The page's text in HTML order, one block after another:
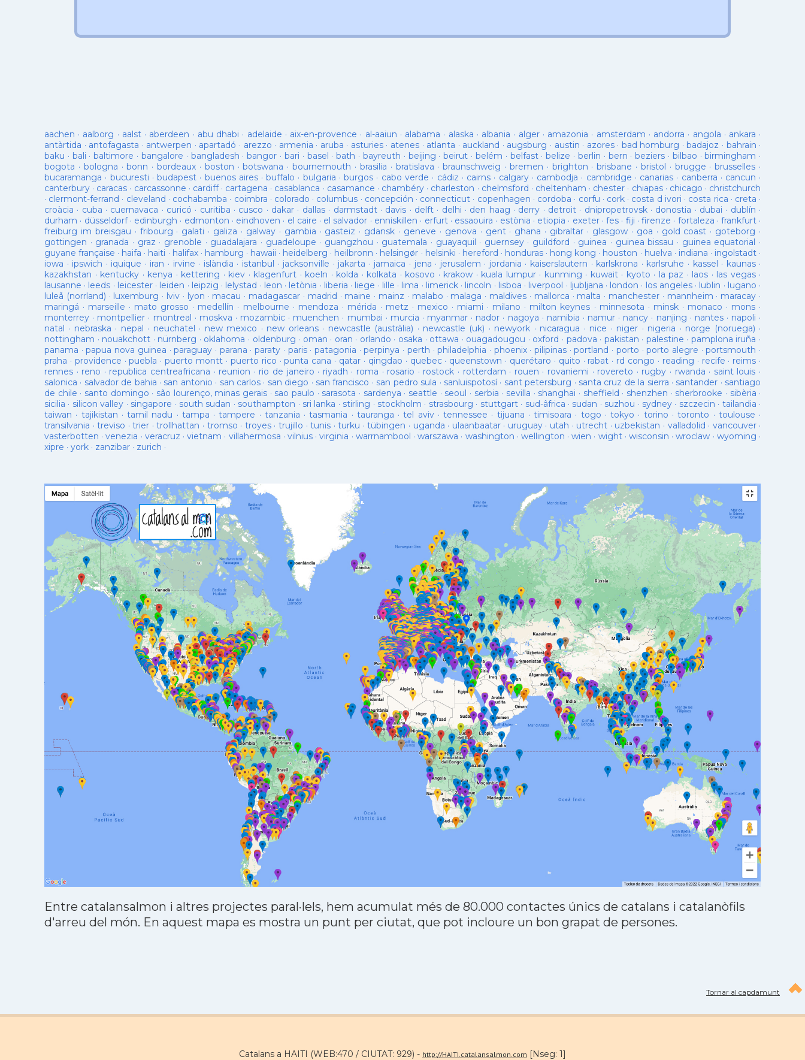
aachen · aalborg · aalst· aberdeen · abu dhabi · adelaide · aix-en-provence · al-aaiun · alabama · alaska · albania · alger· amazonia · amsterdam · andorra · angola · ankara ·
antàrtida · antofagasta · antwerpen · apartadó · arezzo · armenia · aruba · asturies· atenes · atlanta · auckland · augsburg · austin · azores· bad homburg ·badajoz · bahrain ·
baku · bali ·baltimore · bangalore · bangladesh ·bangor · bari · basel ·bath · bayreuth · beijing ·beirut · belém · belfast·belize · berlin · bern ·beziers · bilbao ·birmingham ·
bogota · bologna ·bonn ·bordeaux · boston ·botswana ·bournemouth · brasilia · bratislava ·braunschweig · bremen · brighton ·brisbane · bristol · brugge ·brusselles ·
bucaramanga · bucuresti · budapest · buenos aires·buffalo · bulgaria ·burgos · cabo verde · cádiz · cairns · calgary· cambodja · cambridge · canarias · canberra · cancun ·
canterbury · caracas · carcassonne · cardiff· cartagena · casablanca · casamance · chambéry · charleston · chelmsford · cheltenham · chester · chiapas· chicago · christchurch
· clermont-ferrand · cleveland · cochabamba · coimbra · colorado · columbus · concepción · connecticut · copenhagen · cordoba · corfu · cork · costa d ivori · costa rica · creta ·
croàcia · cuba · cuernavaca · curicó · curitiba · cusco · dakar · dallas· darmstadt· davis · delft· delhi · den haag · derry · detroit· dnipropetrovsk· donostia · dubai · dublín ·
durham · düsseldorf· edinburgh · edmonton · eindhoven · el caire · el salvador · enniskillen · erfurt· essaouira · estònia · etiopia · exeter· fes · fiji · firenze · fortaleza · frankfurt ·
freiburg im breisgau · fribourg · galati · galiza · galway· gambia · gasteiz · gdansk · geneve · genova · gent· ghana · gibraltar · glasgow· goa · gold coast · goteborg ·
gottingen · granada · graz · grenoble · guadalajara · guadeloupe · guangzhou · guatemala · guayaquil · guernsey· guildford · guinea · guinea bissau · guinea equatorial ·
guyane française · haifa · haiti · halifax· hamburg · hawaii · heidelberg · heilbronn · helsingør · helsinki · hereford · honduras· hong kong · houston · huelva · indiana · ingolstadt·
iowa · ipswich · iquique · iran · irvine · islàndia · istanbul · jacksonville · jakarta · jamaica · jena · jerusalem · jordania · kaiserslautern · karlskrona · karlsruhe · kassel · kaunas·
kazakhstan · kentucky · kenya · kettering · kiev · klagenfurt · koeln · kolda · kolkata · kosovo · krakow · kuala lumpur· kunming · kuwait· kyoto · la paz · laos · las vegas·
lausanne · leeds · leicester· leiden · leipzig · lelystad · leon · letònia · liberia · liege · lille · lima · limerick· lincoln · lisboa · liverpool · ljubljana · london · los angeles· lublin · lugano ·
luleå (norrland) · luxemburg · lviv · lyon · macau · madagascar · madrid · maine · mainz · malabo · malaga · maldives · mallorca · malta · manchester · mannheim · maracay ·
maringá · marseille · mato grosso · medellín · melbourne · mendoza · mérida · metz · mexico · miami · milano · milton keynes · minnesota · minsk· monaco · mons ·
monterrey · montpellier · montreal · moskva · mozambic · muenchen · mumbai · murcia · myanmar · nador · nagoya · namibia · namur · nancy · nanjing · nantes· napoli ·
natal · nebraska · nepal · neuchatel · new mexico · new orleans· newcastle (austràlia) · newcastle (uk) · newyork · nicaragua · nice · niger · nigeria · norge (noruega) ·
nottingham · nouakchott · nürnberg · oklahoma · oldenburg · oman · oran · orlando · osaka · ottawa · ouagadougou · oxford · padova · pakistan · palestine · pamplona iruña ·
panama ·papua nova guinea ·paraguay · parana ·paraty · paris· patagonia ·perpinya · perth ·philadelphia · phoenix·pilipinas ·portland · porto ·porto alegre ·portsmouth ·
praha · providence ·puebla ·puerto montt · puerto rico ·punta cana · qatar · qingdao · quebec· queenstown · querétaro · quito · rabat · rd congo · reading · recife · reims ·
rennes · reno · republica centreafricana · reunion · rio de janeiro · riyadh · roma · rosario · rostock · rotterdam · rouen · rovaniemi · rovereto · rugby · rwanda · saint louis ·
salonica · salvador de bahia · san antonio · san carlos · san diego · san francisco · san pedro sula · sanluispotosí· sant petersburg · santa cruz de la sierra · santander · santiago
de chile · santo domingo · são lourenço, minas gerais· sao paulo · sarasota · sardenya · seattle · seoul · serbia · sevilla · shanghai · sheffield · shenzhen · sherbrooke · sibèria ·
sicilia · silicon valley · singapore · south sudan · southampton · sri lanka · stirling · stockholm · strasbourg · stuttgart· sud-âfrica · sudan · suzhou · sydney · szczecin · tailandia ·
taiwan · tajikistan ·tamil nadu · tampa ·tampere · tanzania ·tasmania · tauranga ·tel aviv·tennessee · tijuana ·timisoara · togo ·tokyo · torino ·toronto · toulouse ·
transilvania ·treviso ·trier ·trollhattan · tromso · troyes· trujillo ·tunis ·turku ·tübingen · uganda · ulaanbaatar· uruguay· utah · utrecht · uzbekistan · valladolid · vancouver·
vasterbotten ·venezia · veracruz ·vietnam · villahermosa · vilnius·virginia · warrnambool ·warszawa · washington · wellington ·wien · wight·wisconsin ·wroclaw · wyoming ·
xipre · york · zanzibar · zurich ·
Entre catalansalmon i altres projectes paral·lels, hem acumulat més de 80.000 contactes únics de catalans i catalanòfils
d'arreu del món. En aquest mapa es mostra un punt per ciutat, que pot incloure un bon grapat de persones.
Tornar al capdamunt
Catalans a HAITI (WEB:470 / CIUTAT: 929) - http://HAITI.catalansalmon.com [Nseg: 1]